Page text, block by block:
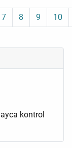
Sayfa 4 / 11
7 8 9 10
kontrol